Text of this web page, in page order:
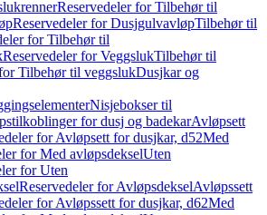
Reservedeler for Tilbehør til
Reservedeler for DusjgulvavløpTilbehør til
for Tilbehør til
Reservedeler for VeggslukTilbehør til
Tilbehør til veggslukDusjkar og
Nisjebokser til
for dusj og badekarAvløpsett
for Avløpsett for dusjkar, d52Med
for Med avløpsdekselUten
for Uten
Reservedeler for AvløpsdekselAvløpssett
for Avløpssett for dusjkar, d62Med